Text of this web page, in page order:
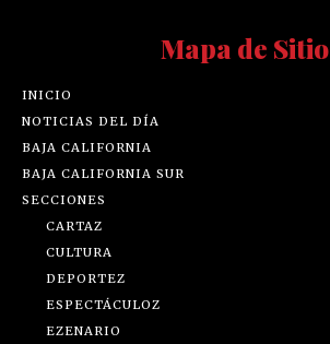
Mapa de Sitio
INICIO
NOTICIAS DEL DÍA
BAJA CALIFORNIA
BAJA CALIFORNIA SUR
SECCIONES
CARTAZ
CULTURA
DEPORTEZ
ESPECTÁCULOZ
EZENARIO